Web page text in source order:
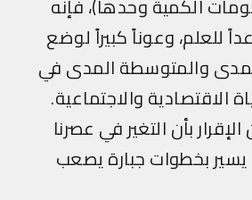
الكمية وحدها)، فإنه
وعوناً كبيراً لوضع
والمتوسطة المدى في
والاجتماعية.
بأن التغير في عصرنا
بخطوات جبارة يصعب